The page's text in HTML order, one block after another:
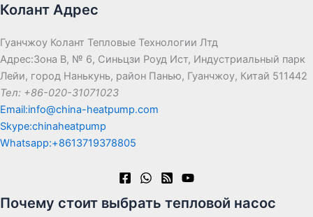
Колант Адрес
Гуанчжоу Колант Тепловые Технологии Лтд
Адрес:Зона B, № 6, Синьцзи Роуд Ист, Индустриальный парк
Лейи, город Нанькунь, район Панью, Гуанчжоу, Китай 511442
Тел: +86-020-31071023
Email:info@china-heatpump.com
Skype:chinaheatpump
Whatsapp:+8613719378805
Почему стоит выбрать тепловой насос